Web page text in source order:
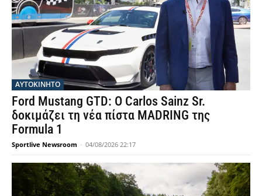
ΑΥΤΟΚΙΝΗΤΟ
Ford Mustang GTD: Ο Carlos Sainz Sr.
δοκιμάζει τη νέα πίστα MADRING της
Formula 1
Sportlive Newsroom - 04/08/2026 22:17